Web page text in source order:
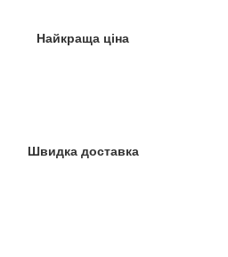
Найкраща ціна
Швидка доставка